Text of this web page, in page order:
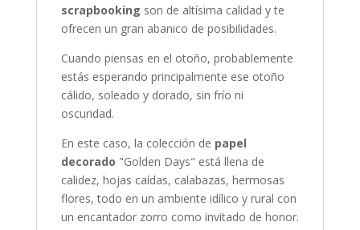
scrapbooking son de altísima calidad y te
ofrecen un gran abanico de posibilidades.
Cuando piensas en el otoño, probablemente
estás esperando principalmente ese otoño
cálido, soleado y dorado, sin frío ni
oscuridad.
En este caso, la colección de papel
decorado "Golden Days" está llena de
calidez, hojas caídas, calabazas, hermosas
flores, todo en un ambiente idílico y rural con
un encantador zorro como invitado de honor.